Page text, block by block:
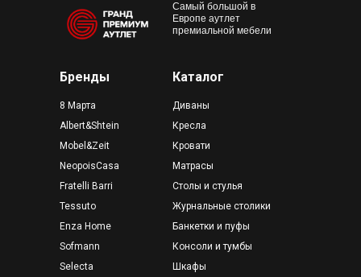
Кресла
Столы и стулья
Матрасы
Шкафы
Диваны
Журнальные столики
Банкетки и пуфы
Консоли и тумбы
Кровати
Самый большой в
Европе аутлет
премиальной мебели
Каталог
Бренды
Mobel&Zeit
Tessuto
8 Марта
Fratelli Barri
Sofmann
Selecta
Enza Home
Albert&Shtein
NeopoisCasa